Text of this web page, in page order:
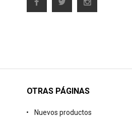
OTRAS PÁGINAS
Nuevos productos